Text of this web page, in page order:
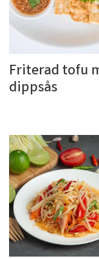
Friterad tofu
dippsås